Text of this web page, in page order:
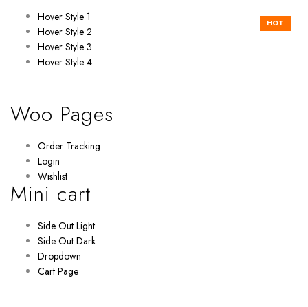
Hover Style 1
Hover Style 2
Hover Style 3
Hover Style 4
HOT
Woo Pages
Order Tracking
Login
Wishlist
Mini cart
Side Out Light
Side Out Dark
Dropdown
Cart Page